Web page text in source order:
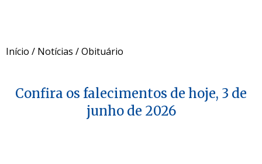
Início / Notícias /Obituário
Confira os falecimentos de hoje, 3 de
junho de 2026